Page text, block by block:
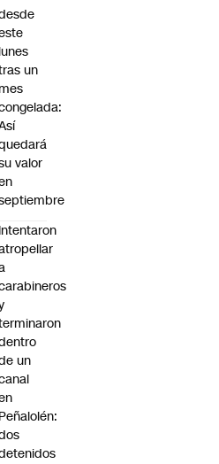
lunes
un
mes
valor
Intentaron
un
Peñalolén: